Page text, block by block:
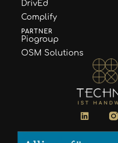
DrivEd
Complify
PARTNER
Piogroup
OSM Solutions